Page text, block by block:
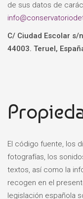
de sus datos de
C/ Ciudad Escolar s/n
44003. Teruel,
El código fuente, los
fotografías, los
textos, así como la
recogen en el
legislación española